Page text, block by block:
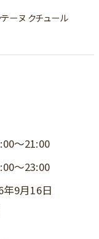
テーヌ クチュール
～21:00
～23:00
年9月16日